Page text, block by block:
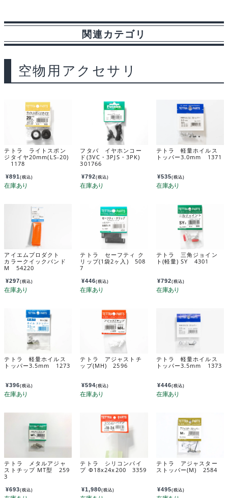
o
s
y
i a
関連カテゴリ
空物用アクセサリ
テトラ ライトスポン
ジタイヤ20mm(LS-20)
1178
¥891(税込)
フタバ イヤホンコー
ド(3VC・3PJS・3PK)
301766
¥792(税込)
テトラ 軽量ホイルス
トッパー3.0mm 1371
¥535(税込)
アイエムプロダクト
カラークイックバンド
M 54220
¥297(税込)
テトラ セーフティ ク
リップ(1袋2ヶ入) 508
7
¥446(税込)
テトラ 三角ジョイン
ト(軽量) SY 4301
¥792(税込)
テトラ 軽量ホイルス
トッパー3.5mm 1273
¥396(税込)
テトラ アジャストチ
ップ(MH) 2596
¥594(税込)
テトラ 軽量ホイルス
トッパー3.5mm 1373
¥446(税込)
テトラ メタルアジャ
ストチップ MT型 259
3
¥693(税込)
テトラ シリコンパイ
プ Φ18x24x200 3359
¥1,980(税込)
テトラ アジャスター
ストッパー(M) 2584
¥495(税込)